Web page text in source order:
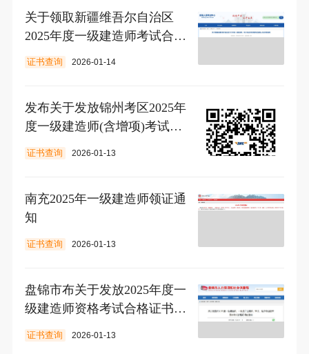
关于领取新疆维吾尔自治区
2025年度一级建造师考试合格
人员证书的通知
证书查询 2026-01-14
发布关于发放锦州考区2025年
度一级建造师(含增项)考试合
格证书的通知
证书查询 2026-01-13
南充2025年一级建造师领证通
知
证书查询 2026-01-13
盘锦市布关于发放2025年度一
级建造师资格考试合格证书的
通知
证书查询 2026-01-13